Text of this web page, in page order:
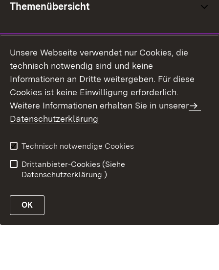
Themenübersicht
Kontakt
Datenschutz
Erklärung zur
Barrierefreiheit
Benutzungshinweise
Impressum
Unsere Webseite verwendet nur Cookies, die
technisch notwendig sind und keine
Informationen an Dritte weitergeben. Für diese
Cookies ist keine Einwilligung erforderlich.
Weitere Informationen erhalten Sie in unserer
Datenschutzerklärung
Technisch notwendige Cookies
Drittanbieter-Cookies (Siehe
Datenschutzerklärung.)
OK